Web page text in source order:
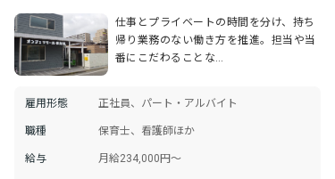
仕事とプライベートの時間を分け、持ち
帰り業務のない働き方を推進。担当や当
番にこだわることな…
雇用形態 正社員、パート・アルバイト
職種 保育士、看護師ほか
給与 月給234,000円〜